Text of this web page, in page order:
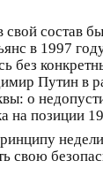
свой состав
в 1997
Путин в
о
на позиции
свою